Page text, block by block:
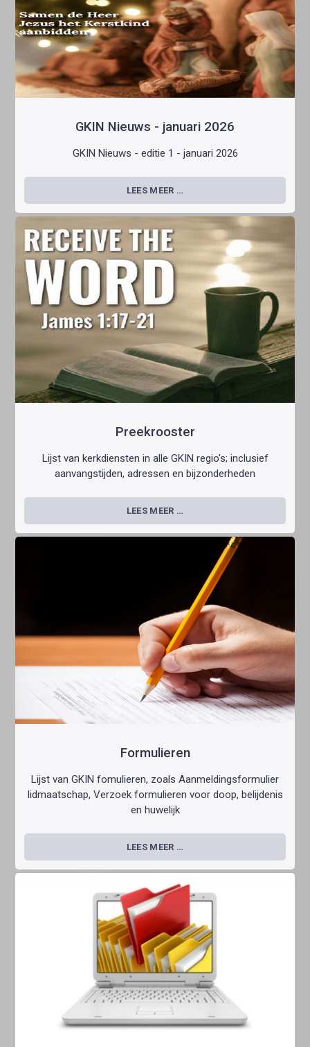
GKIN Nieuws - januari 2026
GKIN Nieuws - editie 1 - januari 2026
LEES MEER …
Preekrooster
Lijst van kerkdiensten in alle GKIN regio's; inclusief
aanvangstijden, adressen en bijzonderheden
LEES MEER …
Formulieren
Lijst van GKIN fomulieren, zoals Aanmeldingsformulier
lidmaatschap, Verzoek formulieren voor doop, belijdenis
en huwelijk
LEES MEER …